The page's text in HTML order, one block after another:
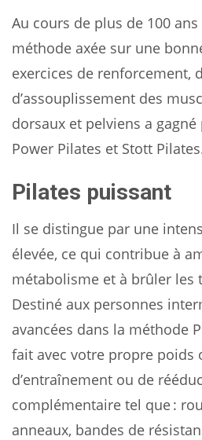
Au cours de plus de 100 ans
méthode axée sur une
exercices de renforcement,
d’assouplissement des
dorsaux et pelviens a
Power Pilates et Stott
Pilates puissant
Il se distingue par une
élevée, ce qui contribue à
métabolisme et à brûler les
Destiné aux personnes
avancées dans la méthode
fait avec votre propre poids
d’entraînement ou de
complémentaire tel que :
anneaux, bandes de